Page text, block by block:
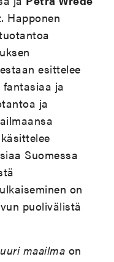
Happonen
esittelee
fantasiaa ja
ja
käsittelee
Suomessa
on
puolivälistä
maailma on